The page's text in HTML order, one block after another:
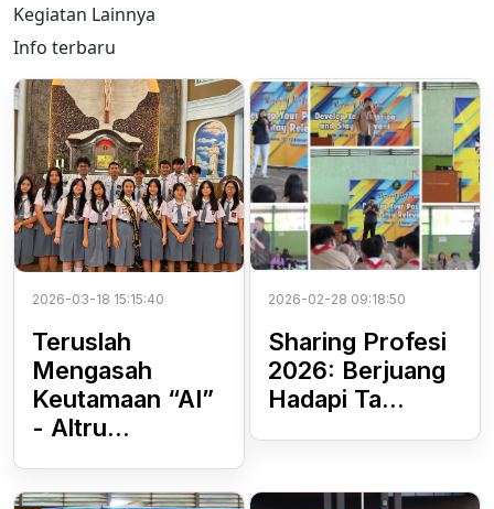
Kegiatan Lainnya
Info terbaru
2026-03-18 15:15:40
Teruslah
Mengasah
Keutamaan “AI”
- Altru...
2026-02-28 09:18:50
Sharing Profesi
2026: Berjuang
Hadapi Ta...